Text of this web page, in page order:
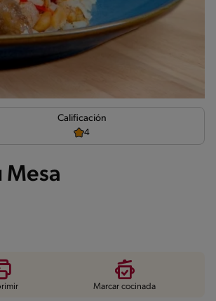
Calificación
4
Mesa
Marcar cocinada